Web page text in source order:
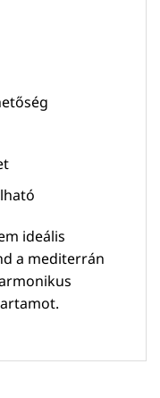
ideális
a mediterrán